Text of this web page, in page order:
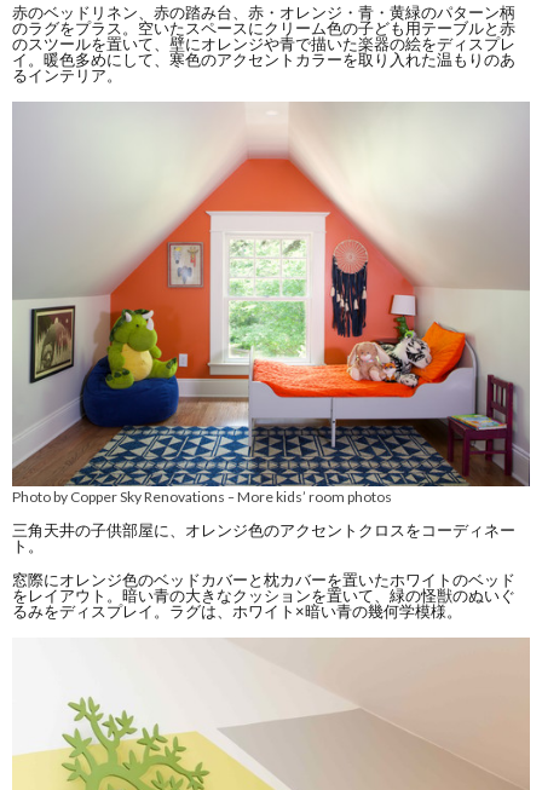
赤のベッドリネン、赤の踏み台、赤・オレンジ・青・黄緑のパターン柄
のラグをプラス。空いたスペースにクリーム色の子ども用テーブルと赤
のスツールを置いて、壁にオレンジや青で描いた楽器の絵をディスプレ
イ。暖色多めにして、寒色のアクセントカラーを取り入れた温もりのあ
るインテリア。
Photo by Copper Sky Renovations –More kids’ room photos
三角天井の子供部屋に、オレンジ色のアクセントクロスをコーディネー
ト。
窓際にオレンジ色のベッドカバーと枕カバーを置いたホワイトのベッド
をレイアウト。暗い青の大きなクッションを置いて、緑の怪獣のぬいぐ
るみをディスプレイ。ラグは、ホワイト×暗い青の幾何学模様。